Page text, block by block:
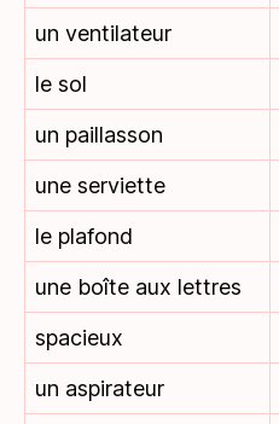
un ventilateur
le sol
un paillasson
une serviette
le plafond
une boîte aux lettres
spacieux
un aspirateur